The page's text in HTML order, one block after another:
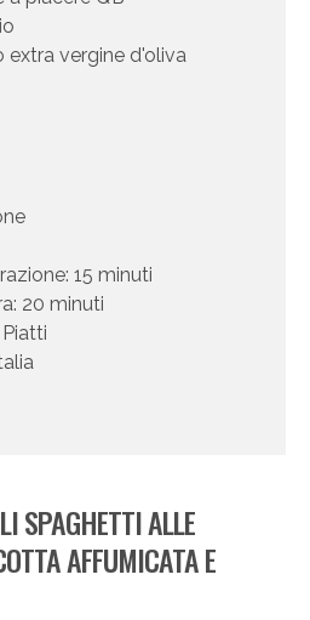
extra vergine d'oliva
15 minuti
20 minuti
SPAGHETTI ALLE
AFFUMICATA E